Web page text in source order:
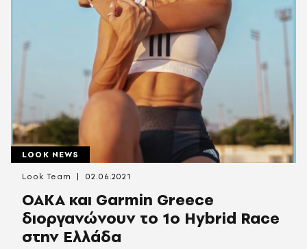
LOOK NEWS
ΟΑΚΑ και Garmin Greece
διοργανώνουν το 1ο Hybrid Race
στην Ελλάδα
Look Team 02.06.2021